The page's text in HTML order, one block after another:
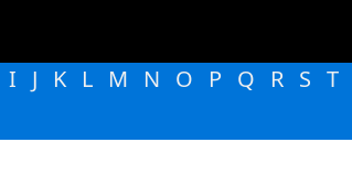
I J K L M N O P Q R S T